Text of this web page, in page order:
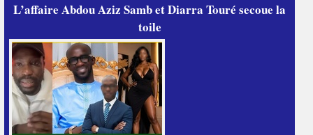
L’affaire Abdou Aziz Samb et Diarra Touré secoue la
toile